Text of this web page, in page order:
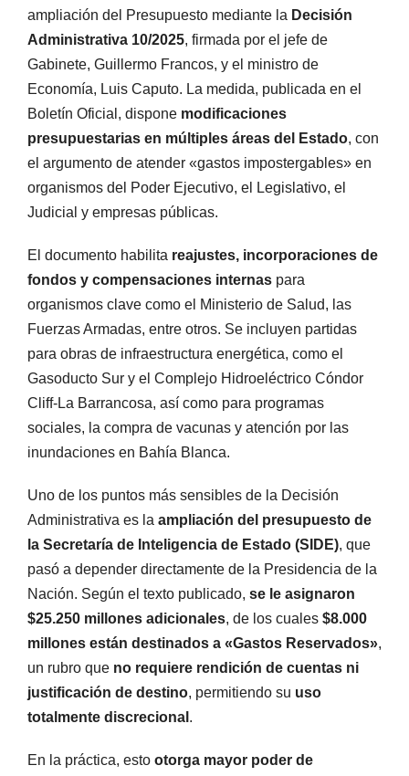
ampliación del Presupuesto mediante la Decisión
Administrativa 10/2025, firmada por el jefe de
Gabinete, Guillermo Francos, y el ministro de
Economía, Luis Caputo. La medida, publicada en el
Boletín Oficial, dispone modificaciones
presupuestarias en múltiples áreas del Estado, con
el argumento de atender «gastos impostergables» en
organismos del Poder Ejecutivo, el Legislativo, el
Judicial y empresas públicas.
El documento habilita reajustes, incorporaciones de
fondos y compensaciones internas para
organismos clave como el Ministerio de Salud, las
Fuerzas Armadas, entre otros. Se incluyen partidas
para obras de infraestructura energética, como el
Gasoducto Sur y el Complejo Hidroeléctrico Cóndor
Cliff-La Barrancosa, así como para programas
sociales, la compra de vacunas y atención por las
inundaciones en Bahía Blanca.
Uno de los puntos más sensibles de la Decisión
Administrativa es la ampliación del presupuesto de
la Secretaría de Inteligencia de Estado (SIDE), que
pasó a depender directamente de la Presidencia de la
Nación. Según el texto publicado, se le asignaron
$25.250 millones adicionales, de los cuales $8.000
millones están destinados a «Gastos Reservados»,
un rubro que no requiere rendición de cuentas ni
justificación de destino, permitiendo su uso
totalmente discrecional .
En la práctica, esto otorga mayor poder de